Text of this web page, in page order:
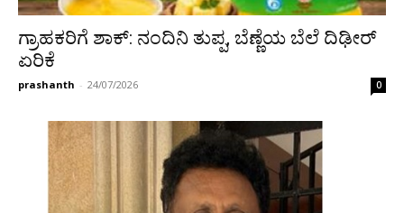
ಗ್ರಾಹಕರಿಗೆ ಶಾಕ್: ನಂದಿನಿ ತುಪ್ಪ, ಬೆಣ್ಣೆಯ ಬೆಲೆ ದಿಢೀರ್
ಏರಿಕೆ
prashanth - 24/07/2026 0